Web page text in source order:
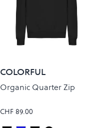
COLORFUL
STANDARD
Organic Quarter Zip
CHF 89.00